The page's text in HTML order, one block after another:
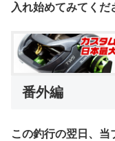
入れ始めてみてく
番外編
この釣行の翌日、